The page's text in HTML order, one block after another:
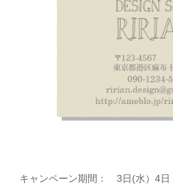
キャンペーン期間： 3日(水）4日